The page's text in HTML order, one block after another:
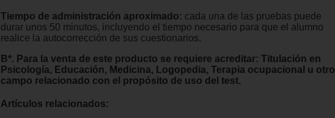
Tiempo de administración aproximado: cada una de las pruebas puede
durar unos 50 minutos, incluyendo el tiempo necesario para que el alumno
realice la autocorrección de sus cuestionarios.
B*. Para la venta de este producto se requiere acreditar: Titulación en
Psicología, Educación, Medicina, Logopedia, Terapia ocupacional u otro
campo relacionado con el propósito de uso del test.
Artículos relacionados: